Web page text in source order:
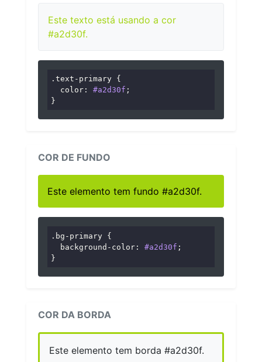
Este texto está usando a cor
#a2d30f.
.text-primary {
color : #a2d30f ;
}
COR DE FUNDO
Este elemento tem fundo #a2d30f.
.bg-primary {
background-color : #a2d30f ;
}
COR DA BORDA
Este elemento tem borda #a2d30f.